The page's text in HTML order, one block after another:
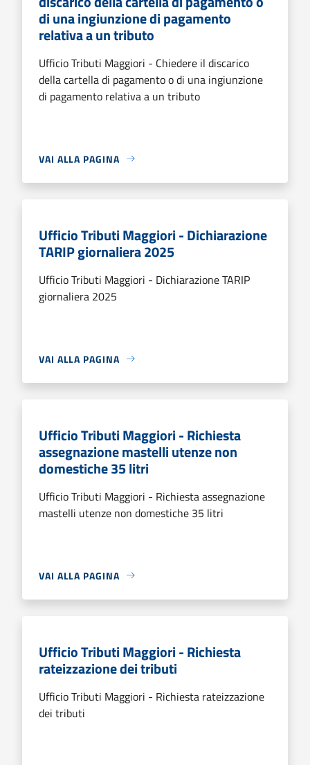
di una ingiunzione di pagamento
relativa a un tributo
Ufficio Tributi Maggiori - Chiedere il discarico
della cartella di pagamento o di una ingiunzione
di pagamento relativa a un tributo
VAI ALLA PAGINA
Ufficio Tributi Maggiori - Dichiarazione
TARIP giornaliera 2025
Ufficio Tributi Maggiori - Dichiarazione TARIP
giornaliera 2025
VAI ALLA PAGINA
Ufficio Tributi Maggiori - Richiesta
assegnazione mastelli utenze non
domestiche 35 litri
Ufficio Tributi Maggiori - Richiesta assegnazione
mastelli utenze non domestiche 35 litri
VAI ALLA PAGINA
Ufficio Tributi Maggiori - Richiesta
rateizzazione dei tributi
Ufficio Tributi Maggiori - Richiesta rateizzazione
dei tributi